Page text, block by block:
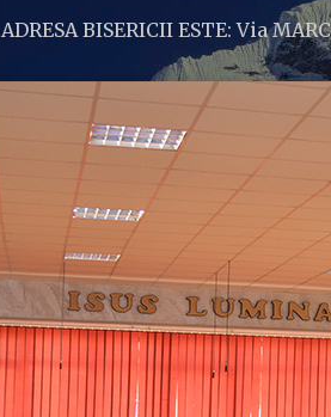
ADRESA BISERICII ESTE: Via